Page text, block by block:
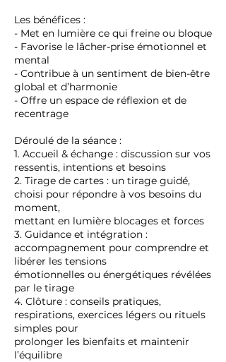
Les bénéfices :
- Met en lumière ce qui freine ou bloque
- Favorise le lâcher-prise émotionnel et
mental
- Contribue à un sentiment de bien-être
global et d’harmonie
- Offre un espace de réflexion et de
recentrage
Déroulé de la séance :
1. Accueil & échange : discussion sur vos
ressentis, intentions et besoins
2. Tirage de cartes : un tirage guidé,
choisi pour répondre à vos besoins du
moment,
mettant en lumière blocages et forces
3. Guidance et intégration :
accompagnement pour comprendre et
libérer les tensions
émotionnelles ou énergétiques révélées
par le tirage
4. Clôture : conseils pratiques,
respirations, exercices légers ou rituels
simples pour
prolonger les bienfaits et maintenir
l’équilibre